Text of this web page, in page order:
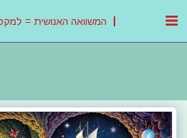
המשוואה האנושית =